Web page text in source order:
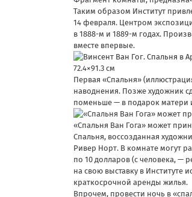
Таким образом Институт
14 февраля. Центром
в 1888-м и 1889-м годах.
вместе впервые.
72.4×91.3 см
Первая «Спальня»
наводнения. Позже художник
поменьше — в подарок матери
«Спальня Ван Гога» может
Спальня, воссозданная
Ривер Норт. В комнате могут
по 10 долларов (с человека, —
на свою выставку в Институте
краткосрочной аренды жилья.
Впрочем, провести ночь в